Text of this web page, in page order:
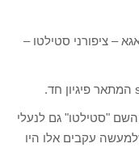
– ציפורני סטילטו –
"סטילטו" גם לנעלי
עקבים אלו היו